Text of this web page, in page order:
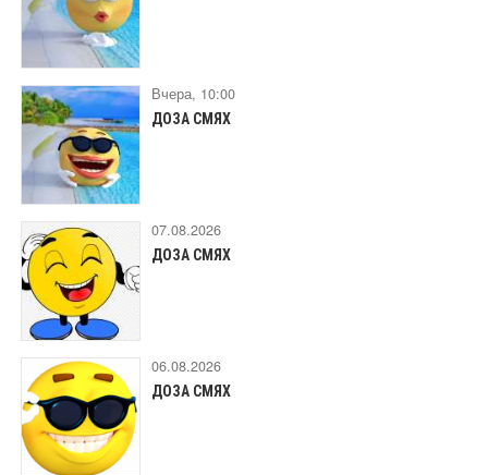
Вчера, 10:00
ДОЗА СМЯХ
07.08.2026
ДОЗА СМЯХ
06.08.2026
ДОЗА СМЯХ